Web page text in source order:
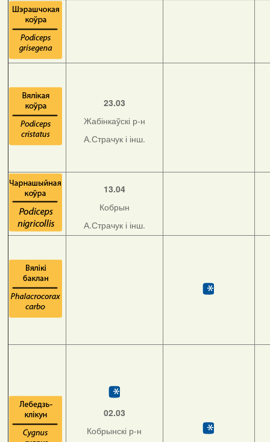
23.03
Жабінкаўскі р-н
А.Страчук і інш.
13.04
Кобрын
А.Страчук і інш.
02.03
Кобрынскі р-н